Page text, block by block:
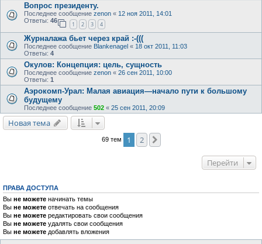
Вопрос президенту.
Последнее сообщение zenon « 12 ноя 2011, 14:01
Ответы: 46
1 2 3 4
Журналажа бьет через край :-(((
Последнее сообщение Blankenagel « 18 окт 2011, 11:03
Ответы: 4
Окулов: Концепция: цель, сущность
Последнее сообщение zenon « 26 сен 2011, 10:00
Ответы: 1
Аэрокомп-Урал: Малая авиация—начало пути к большому
будущему
Последнее сообщение 502 « 25 сен 2011, 20:09
Новая тема
69 тем 1 2
Перейти
ПРАВА ДОСТУПА
Вы не можете начинать темы
Вы не можете отвечать на сообщения
Вы не можете редактировать свои сообщения
Вы не можете удалять свои сообщения
Вы не можете добавлять вложения